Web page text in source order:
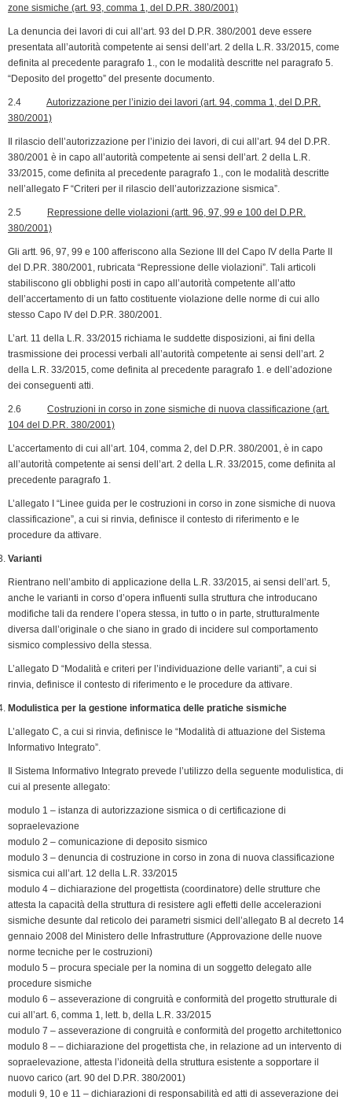
zone sismiche (art. 93, comma 1, del D.P.R. 380/2001)
La denuncia dei lavori di cui all’art. 93 del D.P.R. 380/2001 deve essere
presentata all’autorità competente ai sensi dell’art. 2 della L.R. 33/2015, come
definita al precedente paragrafo 1., con le modalità descritte nel paragrafo 5.
“Deposito del progetto” del presente documento.
2.4 Autorizzazione per l’inizio dei lavori (art. 94, comma 1, del D.P.R.
380/2001)
Il rilascio dell’autorizzazione per l’inizio dei lavori, di cui all’art. 94 del D.P.R.
380/2001 è in capo all’autorità competente ai sensi dell’art. 2 della L.R.
33/2015, come definita al precedente paragrafo 1., con le modalità descritte
nell’allegato F “Criteri per il rilascio dell’autorizzazione sismica”.
2.5 Repressione delle violazioni (artt. 96, 97, 99 e 100 del D.P.R.
380/2001)
Gli artt. 96, 97, 99 e 100 afferiscono alla Sezione III del Capo IV della Parte II
del D.P.R. 380/2001, rubricata “Repressione delle violazioni”. Tali articoli
stabiliscono gli obblighi posti in capo all’autorità competente all’atto
dell’accertamento di un fatto costituente violazione delle norme di cui allo
stesso Capo IV del D.P.R. 380/2001.
L’art. 11 della L.R. 33/2015 richiama le suddette disposizioni, ai fini della
trasmissione dei processi verbali all’autorità competente ai sensi dell’art. 2
della L.R. 33/2015, come definita al precedente paragrafo 1. e dell’adozione
dei conseguenti atti.
2.6 Costruzioni in corso in zone sismiche di nuova classificazione (art.
104 del D.P.R. 380/2001)
L’accertamento di cui all’art. 104, comma 2, del D.P.R. 380/2001, è in capo
all’autorità competente ai sensi dell’art. 2 della L.R. 33/2015, come definita al
precedente paragrafo 1.
L’allegato I “Linee guida per le costruzioni in corso in zone sismiche di nuova
classificazione”, a cui si rinvia, definisce il contesto di riferimento e le
procedure da attivare.
Varianti
Rientrano nell’ambito di applicazione della L.R. 33/2015, ai sensi dell’art. 5,
anche le varianti in corso d’opera influenti sulla struttura che introducano
modifiche tali da rendere l’opera stessa, in tutto o in parte, strutturalmente
diversa dall’originale o che siano in grado di incidere sul comportamento
sismico complessivo della stessa.
L’allegato D “Modalità e criteri per l’individuazione delle varianti”, a cui si
rinvia, definisce il contesto di riferimento e le procedure da attivare.
Modulistica per la gestione informatica delle pratiche sismiche
L’allegato C, a cui si rinvia, definisce le “Modalità di attuazione del Sistema
Informativo Integrato”.
Il Sistema Informativo Integrato prevede l’utilizzo della seguente modulistica, di
cui al presente allegato:
modulo 1 – istanza di autorizzazione sismica o di certificazione di
sopraelevazione
modulo 2 – comunicazione di deposito sismico
modulo 3 – denuncia di costruzione in corso in zona di nuova classificazione
sismica cui all’art. 12 della L.R. 33/2015
modulo 4 – dichiarazione del progettista (coordinatore) delle strutture che
attesta la capacità della struttura di resistere agli effetti delle accelerazioni
sismiche desunte dal reticolo dei parametri sismici dell’allegato B al decreto 14
gennaio 2008 del Ministero delle Infrastrutture (Approvazione delle nuove
norme tecniche per le costruzioni)
modulo 5 – procura speciale per la nomina di un soggetto delegato alle
procedure sismiche
modulo 6 – asseverazione di congruità e conformità del progetto strutturale di
cui all’art. 6, comma 1, lett. b, della L.R. 33/2015
modulo 7 – asseverazione di congruità e conformità del progetto architettonico
modulo 8 – – dichiarazione del progettista che, in relazione ad un intervento di
sopraelevazione, attesta l’idoneità della strut­tura esistente a sopportare il
nuovo carico (art. 90 del D.P.R. 380/2001)
moduli 9, 10 e 11 – dichiarazioni di responsabilità ed atti di asseverazione dei